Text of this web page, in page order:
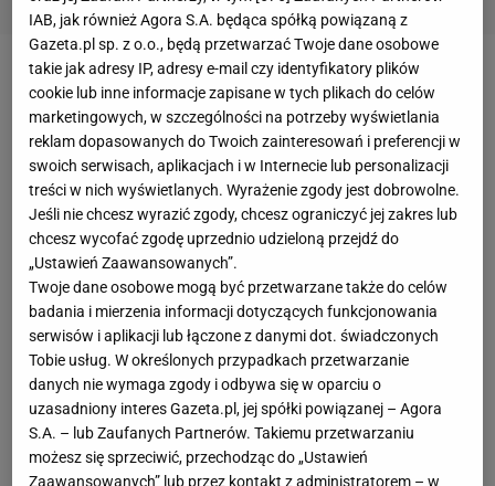
Słynna "Żółta ściana" stadionu w Dortmundzie
została przemalowana na czerwono. To z trybuny
zza bramki, z której zwykle dopingująkibiceBorussii,
płynie największe wsparcie dla rozpoczynającejEuro
reprezentacjiTurcji. Jeszcze na żadnym meczu tego
turnieju nie było tak głośno. Turcy wypełnili jakieś 70
proc. trybun. Mają na tym meczu jakieś dziesięć
bębnów, które słychać tylko wtedy, gdy Turcja ma
piłkę, bowiem, gdy w posiadaniu jest Gruzja, nie
słychać nic poza gwizdami. Tureccy kibice jeszcze
przedmeczemstarli się z policją, a tuż po jego
rozpoczęciu odpalili race. Skandaliczne było ich
zachowanie podczas gruzińskiego hymnu, który
IAB, jak również Agora S.A. będąca spółką powiązaną z
Gazeta.pl sp. z o.o., będą przetwarzać Twoje dane osobowe
takie jak adresy IP, adresy e-mail czy identyfikatory plików
cookie lub inne informacje zapisane w tych plikach do celów
marketingowych, w szczególności na potrzeby wyświetlania
reklam dopasowanych do Twoich zainteresowań i preferencji w
swoich serwisach, aplikacjach i w Internecie lub personalizacji
treści w nich wyświetlanych. Wyrażenie zgody jest dobrowolne.
Jeśli nie chcesz wyrazić zgody, chcesz ograniczyć jej zakres lub
chcesz wycofać zgodę uprzednio udzieloną przejdź do
„Ustawień Zaawansowanych”.
Twoje dane osobowe mogą być przetwarzane także do celów
badania i mierzenia informacji dotyczących funkcjonowania
serwisów i aplikacji lub łączone z danymi dot. świadczonych
Tobie usług. W określonych przypadkach przetwarzanie
danych nie wymaga zgody i odbywa się w oparciu o
uzasadniony interes Gazeta.pl, jej spółki powiązanej – Agora
S.A. – lub Zaufanych Partnerów. Takiemu przetwarzaniu
możesz się sprzeciwić, przechodząc do „Ustawień
Zaawansowanych” lub przez kontakt z administratorem – w